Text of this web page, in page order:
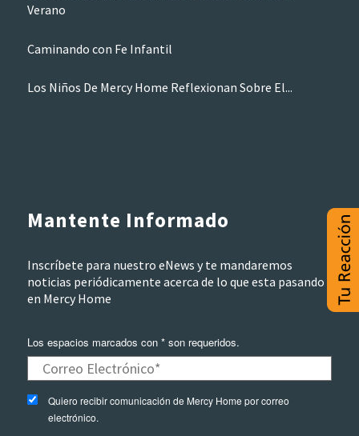
Verano
Caminando con Fe Infantil
Los Niños De Mercy Home Reflexionan Sobre El...
Mantente Informado
Inscríbete para nuestro eNews y te mandaremos
noticias periódicamente acerca de lo que esta pasando
en Mercy Home
Los espacios marcados con * son requeridos.
Quiero recibir comunicación de Mercy Home por correo
electrónico.